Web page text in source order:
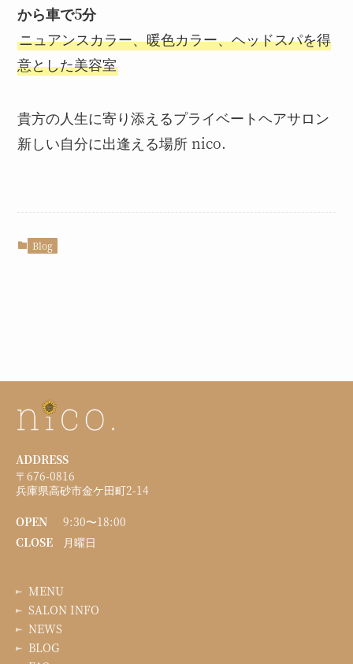
から車で5分
ニュアンスカラー、暖色カラー、ヘッドスパを得
意とした美容室
貴方の人生に寄り添えるプライベートヘアサロン
新しい自分に出逢える場所 nico.
Blog
ADDRESS
〒676-0816
兵庫県高砂市金ケ田町2-14
OPEN
9:30〜18:00
CLOSE
月曜日
MENU
SALON INFO
NEWS
BLOG